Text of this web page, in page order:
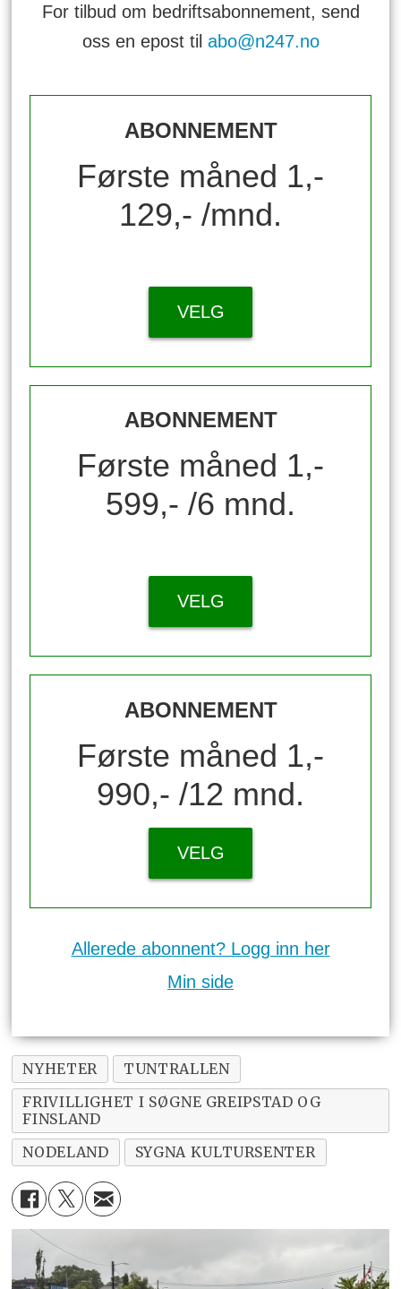
For tilbud om bedriftsabonnement, send
oss en epost til abo@n247.no
ABONNEMENT
Første måned 1,-
129,- /mnd.
VELG
ABONNEMENT
Første måned 1,-
599,- /6 mnd.
VELG
ABONNEMENT
Første måned 1,-
990,- /12 mnd.
VELG
Allerede abonnent? Logg inn her
Min side
NYHETER
TUNTRALLEN
FRIVILLIGHET I SØGNE GREIPSTAD OG
FINSLAND
NODELAND
SYGNA KULTURSENTER